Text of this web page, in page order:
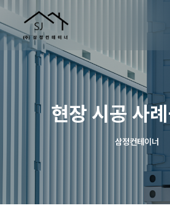
현장 시공 사
삼정컨테이너